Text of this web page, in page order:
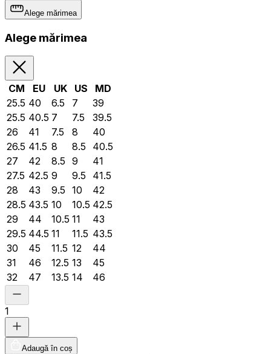
Alege mărimea
Alege mărimea
CM EU UK US
MD
25.5 40 6.5 7
39
25.5 40.5 7 7.5
39.5
26
41 7.5 8
40
26.5 41.5 8 8.5
40.5
27
42 8.5 9
41
27.5 42.5 9 9.5
41.5
28
43 9.5 10
42
28.5 43.5 10 10.5 42.5
29
44 10.5 11
43
29.5 44.5 11 11.5 43.5
30
45 11.5 12
44
31
46 12.5 13
45
32
47 13.5 14 46
1
Adaugă în coș